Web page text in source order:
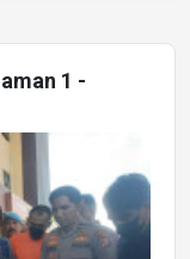
1 -